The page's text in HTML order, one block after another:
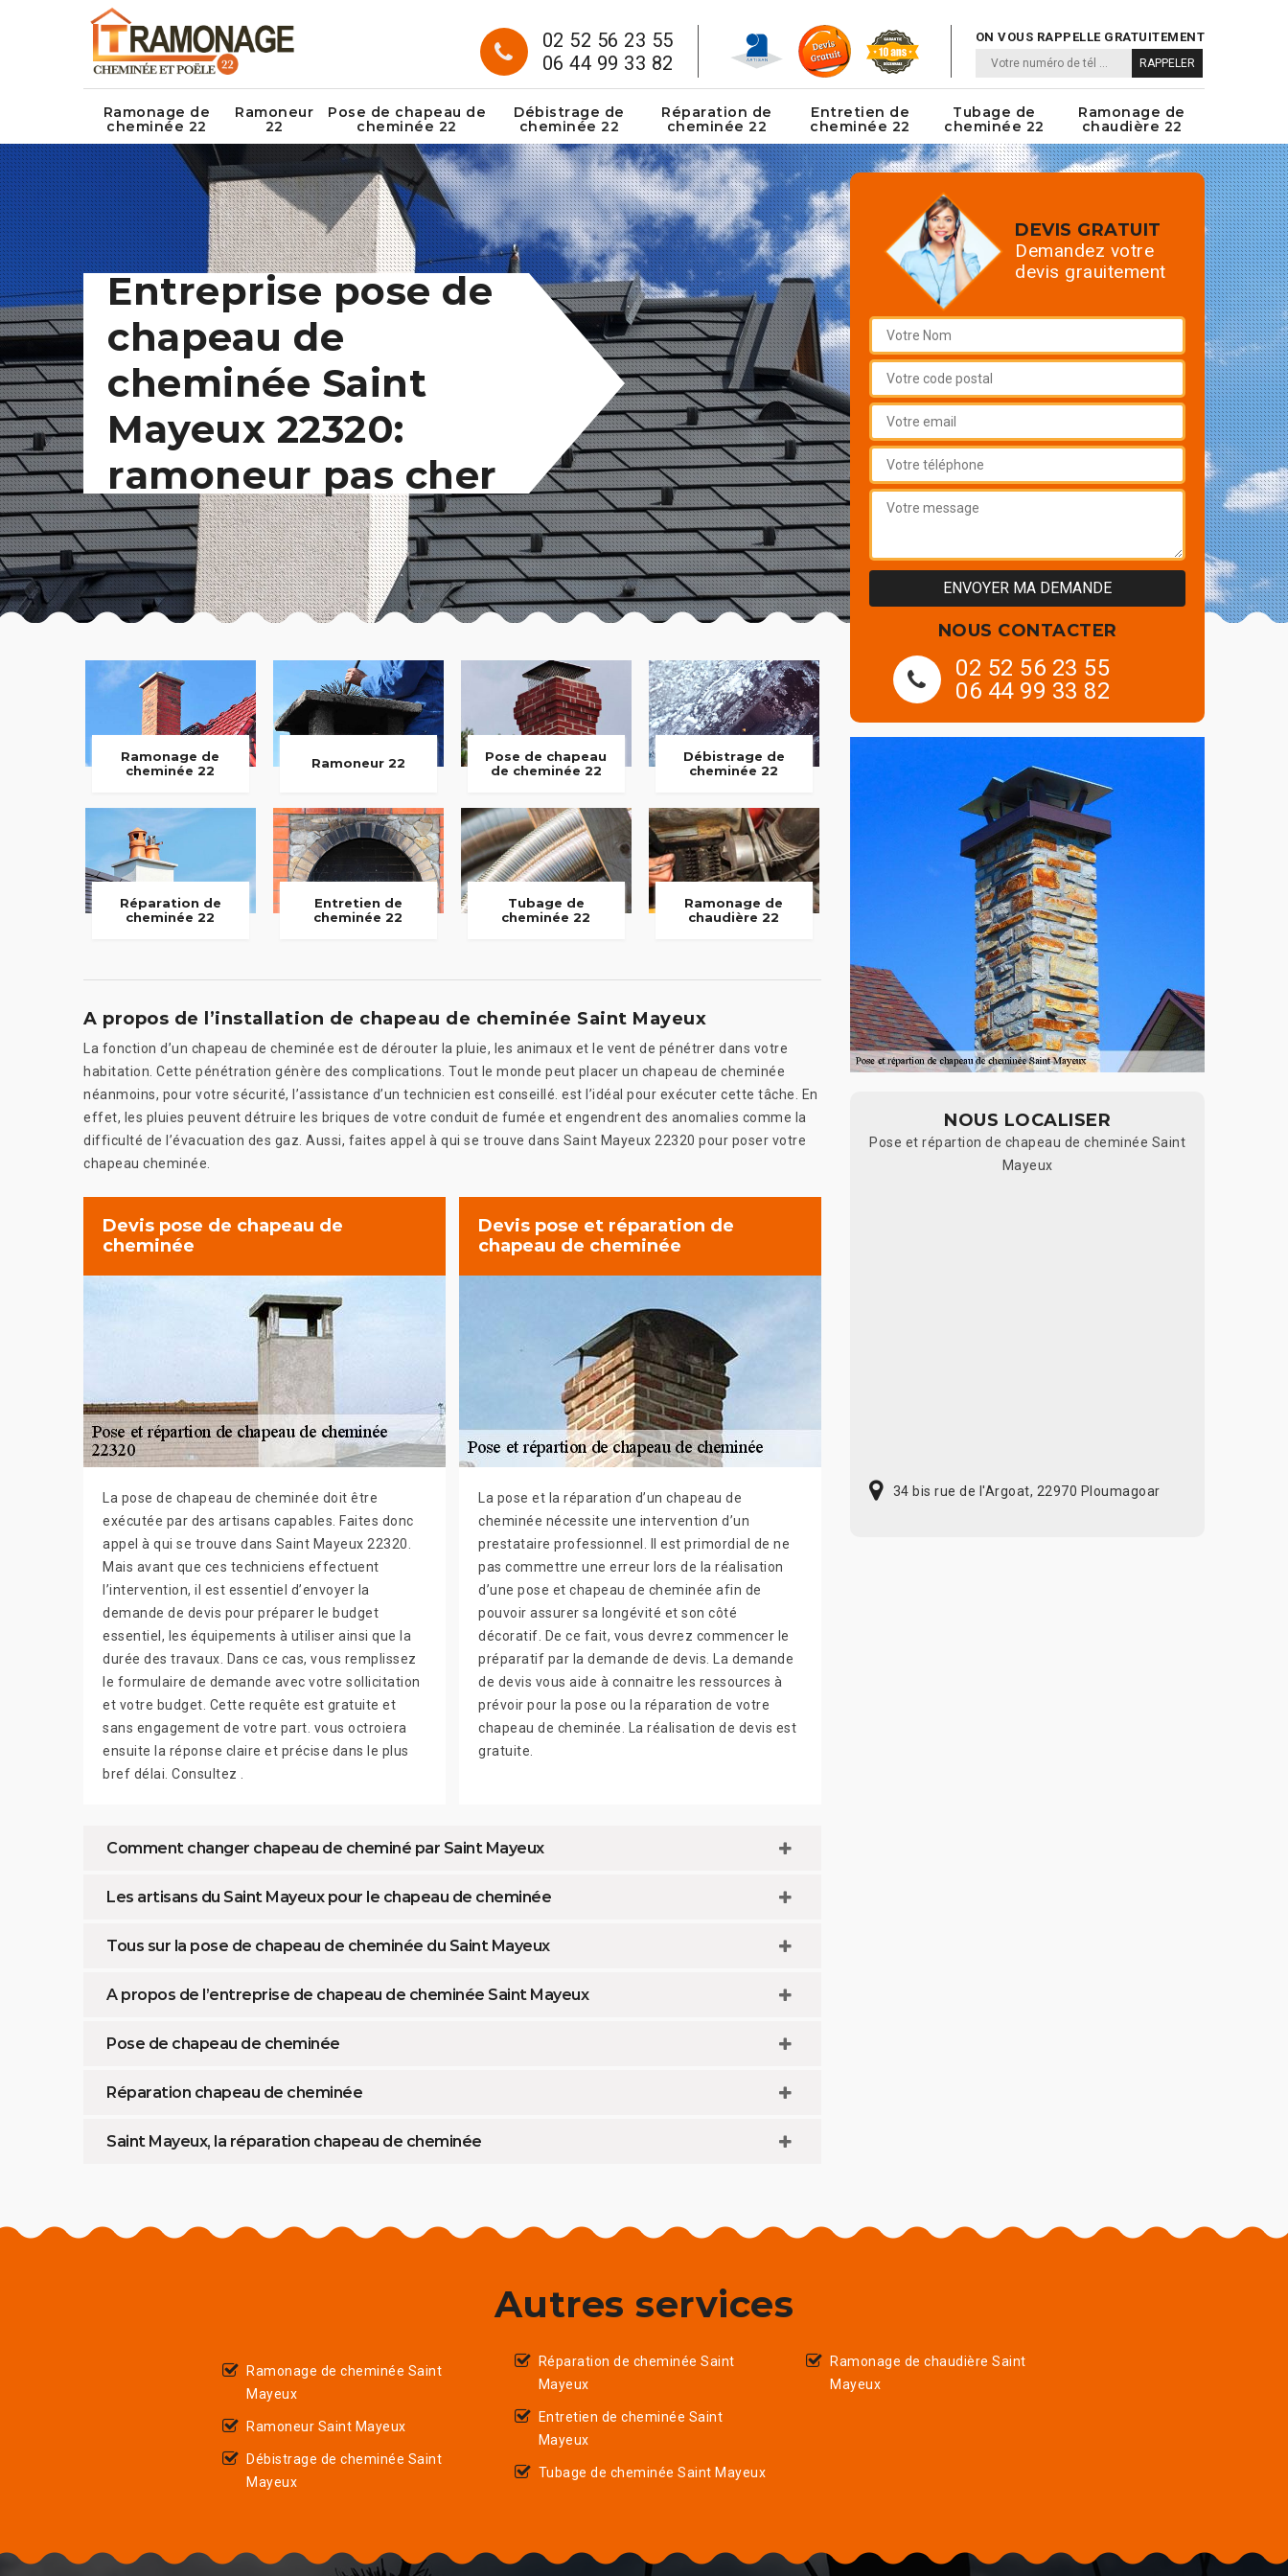
02 52 56 23 55
06 44 99 33 82
ON VOUS RAPPELLE GRATUITEMENT
Ramonage de
cheminée 22
Ramoneur
22
Pose de chapeau de
cheminée 22
Débistrage de
cheminée 22
Réparation de
cheminée 22
Entretien de
cheminée 22
Tubage de
cheminée 22
Ramonage de
chaudière 22
Entreprise pose de
chapeau de
cheminée Saint
Mayeux 22320:
ramoneur pas cher
Ramonage de
cheminée 22
Ramoneur 22
Pose de chapeau
de cheminée 22
Débistrage de
cheminée 22
Réparation de
cheminée 22
Entretien de
cheminée 22
Tubage de
cheminée 22
Ramonage de
chaudière 22
A propos de l’installation de chapeau de cheminée Saint Mayeux
La fonction d’un chapeau de cheminée est de dérouter la pluie, les animaux et le vent de pénétrer dans votre
habitation. Cette pénétration génère des complications. Tout le monde peut placer un chapeau de cheminée
néanmoins, pour votre sécurité, l’assistance d’un technicien est conseillé. est l’idéal pour exécuter cette tâche. En
effet, les pluies peuvent détruire les briques de votre conduit de fumée et engendrent des anomalies comme la
difficulté de l’évacuation des gaz. Aussi, faites appel à qui se trouve dans Saint Mayeux 22320 pour poser votre
chapeau cheminée.
Devis pose de chapeau de
cheminée
La pose de chapeau de cheminée doit être
exécutée par des artisans capables. Faites donc
appel à qui se trouve dans Saint Mayeux 22320.
Mais avant que ces techniciens effectuent
l’intervention, il est essentiel d’envoyer la
demande de devis pour préparer le budget
essentiel, les équipements à utiliser ainsi que la
durée des travaux. Dans ce cas, vous remplissez
le formulaire de demande avec votre sollicitation
et votre budget. Cette requête est gratuite et
sans engagement de votre part. vous octroiera
ensuite la réponse claire et précise dans le plus
bref délai. Consultez .
Devis pose et réparation de
chapeau de cheminée
La pose et la réparation d’un chapeau de
cheminée nécessite une intervention d’un
prestataire professionnel. Il est primordial de ne
pas commettre une erreur lors de la réalisation
d’une pose et chapeau de cheminée afin de
pouvoir assurer sa longévité et son côté
décoratif. De ce fait, vous devrez commencer le
préparatif par la demande de devis. La demande
de devis vous aide à connaitre les ressources à
prévoir pour la pose ou la réparation de votre
chapeau de cheminée. La réalisation de devis est
gratuite.
Comment changer chapeau de cheminé par Saint Mayeux
Les artisans du Saint Mayeux pour le chapeau de cheminée
Tous sur la pose de chapeau de cheminée du Saint Mayeux
A propos de l’entreprise de chapeau de cheminée Saint Mayeux
Pose de chapeau de cheminée
Réparation chapeau de cheminée
Saint Mayeux, la réparation chapeau de cheminée
DEVIS GRATUIT
Demandez votre
devis grauitement
NOUS CONTACTER
02 52 56 23 55
06 44 99 33 82
NOUS LOCALISER
Pose et répartion de chapeau de cheminée Saint
Mayeux
34 bis rue de l'Argoat, 22970 Ploumagoar
Autres services
Ramonage de cheminée Saint
Mayeux
Ramoneur Saint Mayeux
Débistrage de cheminée Saint
Mayeux
Réparation de cheminée Saint
Mayeux
Entretien de cheminée Saint
Mayeux
Tubage de cheminée Saint Mayeux
Ramonage de chaudière Saint
Mayeux